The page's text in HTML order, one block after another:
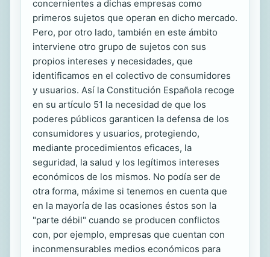
concernientes a dichas empresas como
primeros sujetos que operan en dicho mercado.
Pero, por otro lado, también en este ámbito
interviene otro grupo de sujetos con sus
propios intereses y necesidades, que
identificamos en el colectivo de consumidores
y usuarios. Así la Constitución Española recoge
en su artículo 51 la necesidad de que los
poderes públicos garanticen la defensa de los
consumidores y usuarios, protegiendo,
mediante procedimientos eficaces, la
seguridad, la salud y los legítimos intereses
económicos de los mismos. No podía ser de
otra forma, máxime si tenemos en cuenta que
en la mayoría de las ocasiones éstos son la
"parte débil" cuando se producen conflictos
con, por ejemplo, empresas que cuentan con
inconmensurables medios económicos para